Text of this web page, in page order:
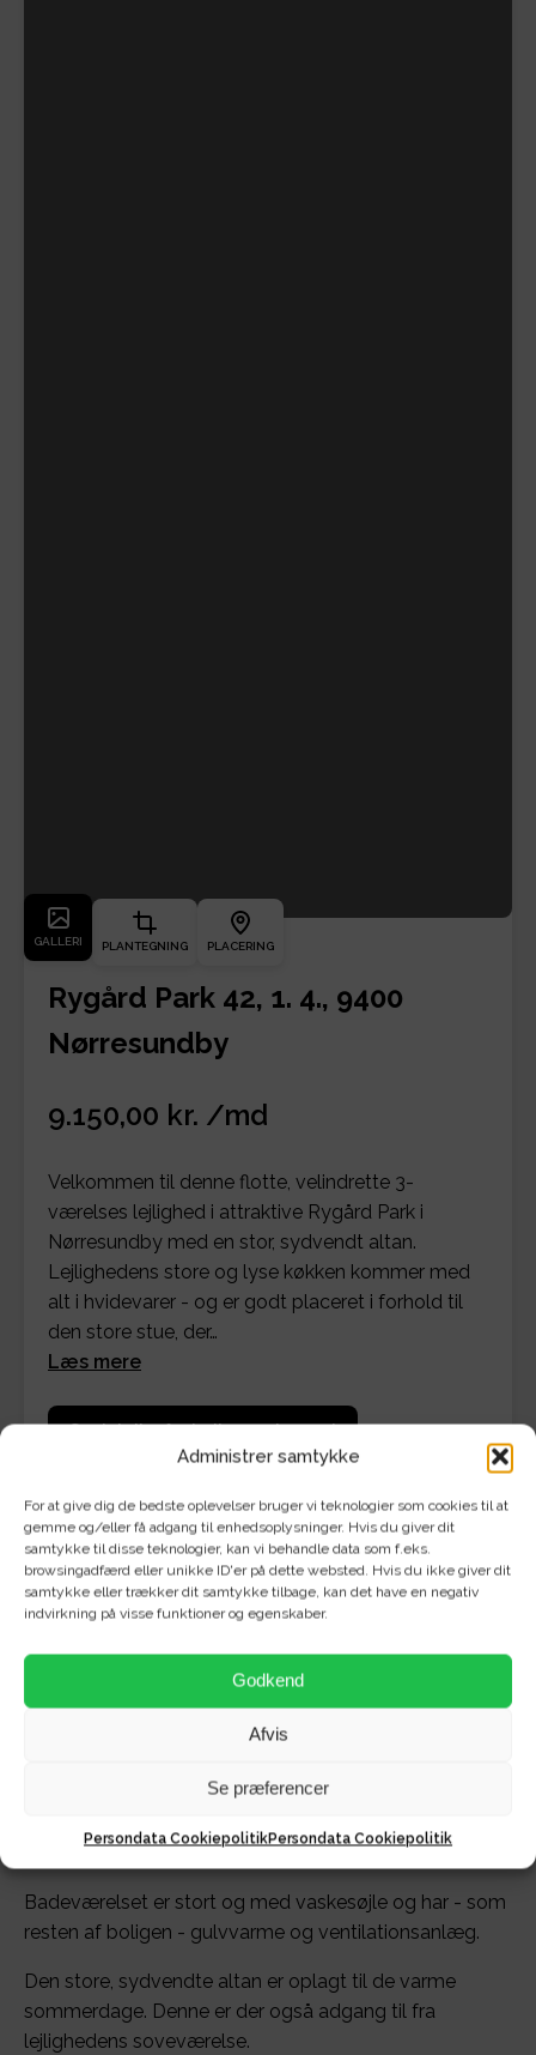
Administrer samtykke
For at give dig de bedste oplevelser bruger vi teknologier som cookies til at
gemme og/eller få adgang til enhedsoplysninger. Hvis du giver dit
samtykke til disse teknologier, kan vi behandle data som f.eks.
browsingadfærd eller unikke ID'er på dette websted. Hvis du ikke giver dit
samtykke eller trækker dit samtykke tilbage, kan det have en negativ
indvirkning på visse funktioner og egenskaber.
Godkend
Afvis
Se præferencer
Persondata CookiepolitikPersondata Cookiepolitik
GALLERI PLANTEGNING PLACERING
Rygård Park 42, 1. 4., 9400
Nørresundby
9.150,00 kr. /md
Velkommen til denne flotte, velindrette 3-
værelses lejlighed i attraktive Rygård Park i
Nørresundby med en stor, sydvendt altan.
Lejlighedens store og lyse køkken kommer med
alt i hvidevarer - og er godt placeret i forhold til
den store stue, der…
Læs mere
Se detaljer for bolig og økonomi
Velkommen til denne flotte, velindrette 3-værelses
stor, sydvendt altan.
Lejlighedens store og lyse køkken kommer med alt i
hvidevarer - og er godt placeret i forhold til den store
begge med indbyggede skabe.
Badeværelset er stort og med vaskesøjle og har - som
resten af boligen - gulvvarme og ventilationsanlæg.
Den store, sydvendte altan er oplagt til de varme
sommerdage. Denne er der også adgang til fra
lejlighedens soveværelse.